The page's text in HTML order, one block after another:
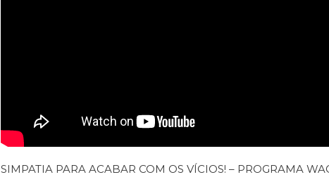
SIMPATIA PARA ACABAR COM OS VÍCIOS! – PROGRAMA